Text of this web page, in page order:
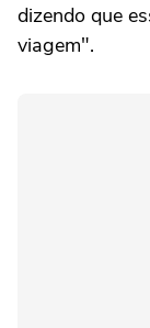
dizendo que
viagem".